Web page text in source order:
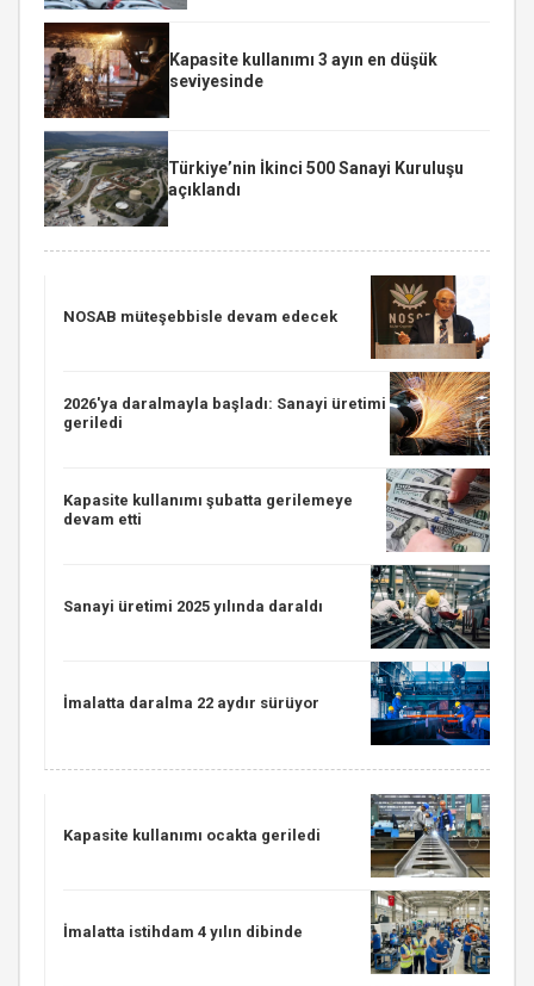
Kapasite kullanımı 3 ayın en düşük
seviyesinde
Türkiye’nin İkinci 500 Sanayi Kuruluşu
açıklandı
NOSAB müteşebbisle devam edecek
2026'ya daralmayla başladı: Sanayi üretimi
geriledi
Kapasite kullanımı şubatta gerilemeye
devam etti
Sanayi üretimi 2025 yılında daraldı
İmalatta daralma 22 aydır sürüyor
Kapasite kullanımı ocakta geriledi
İmalatta istihdam 4 yılın dibinde